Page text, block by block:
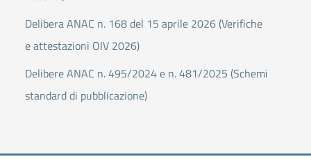
Delibera ANAC n. 168 del 15 aprile 2026 (Verifiche
e attestazioni OIV 2026)
Delibere ANAC n. 495/2024 e n. 481/2025 (Schemi
standard di pubblicazione)